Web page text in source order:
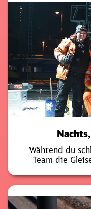
Während du
Team die